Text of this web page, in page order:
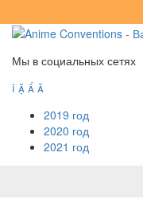
Мы в социальных сетях
   
2019 год
2020 год
2021 год